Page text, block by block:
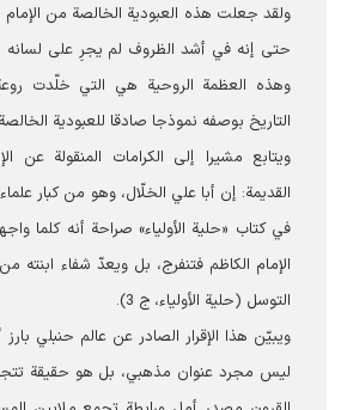
ولقد جعلت هذه العبودية الخالصة من
حتى إنه في أشد الظروف لم يجرِ على لسانه
وهذه العظمة الروحية هي التي خلّدت
التاريخ بوصفه نموذجا صادقا للعبودية
ويتابع مشيرا إلى الكرامات المنقولة عن
القديمة: إن أبا علي الخلّال، وهو من كبار
في كتاب «حلية الأولياء» صراحة أنه كلما
الإمام الكاظم فتنفرج، بل ويعدّ شفاء
التوسل (حلية الأولياء، ج 3).
ويبيّن هذا الإقرار الصادر عن عالم حنبلي
ليس مجرد عنوان مذهبي، بل هو حقيقة